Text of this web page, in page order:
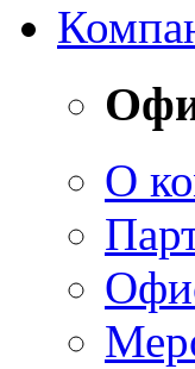
О